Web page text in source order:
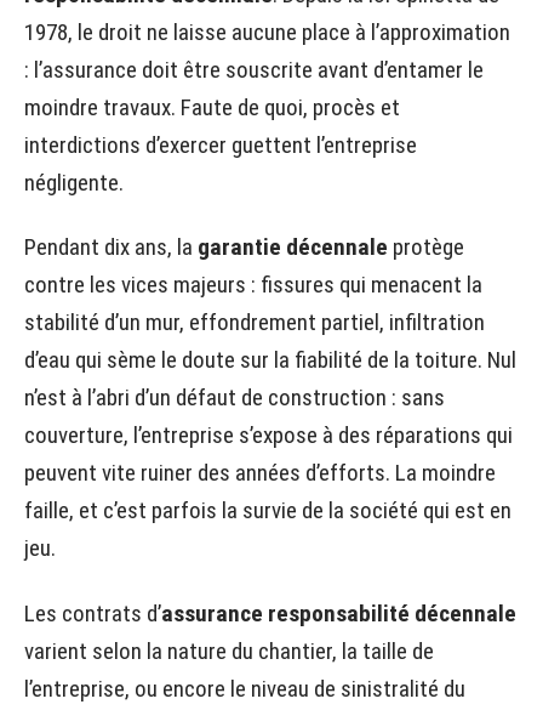
1978, le droit ne laisse aucune place à l’approximation
: l’assurance doit être souscrite avant d’entamer le
moindre travaux. Faute de quoi, procès et
interdictions d’exercer guettent l’entreprise
négligente.
Pendant dix ans, la garantie décennale protège
contre les vices majeurs : fissures qui menacent la
stabilité d’un mur, effondrement partiel, infiltration
d’eau qui sème le doute sur la fiabilité de la toiture. Nul
n’est à l’abri d’un défaut de construction : sans
couverture, l’entreprise s’expose à des réparations qui
peuvent vite ruiner des années d’efforts. La moindre
faille, et c’est parfois la survie de la société qui est en
jeu.
Les contrats d’assurance responsabilité décennale
varient selon la nature du chantier, la taille de
l’entreprise, ou encore le niveau de sinistralité du